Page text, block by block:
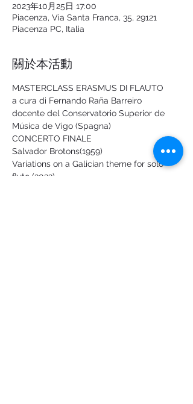
2023年10月25日 17:00
Piacenza, Via Santa Franca, 35, 29121
Piacenza PC, Italia
關於本活動
MASTERCLASS ERASMUS DI FLAUTO
a cura di Fernando Raña Barreiro
docente del Conservatorio Superior de
Música de Vigo (Spagna)
CONCERTO FINALE
Salvador Brotons(1959)
Variations on a Galician theme for solo
flute (2022)